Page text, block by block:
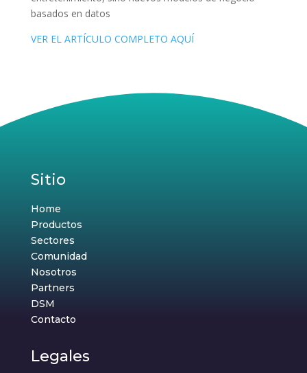
basados en datos
VER EL ARTÍCULO COMPLETO AQUÍ
Sitio
Home
Productos
Sectores
Comunidad
Nosotros
Partners
DSM
Contacto
Legales